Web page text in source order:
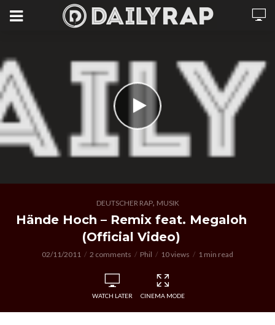
DEUTSCHER RAP, MUSIK
Hände Hoch – Remix feat. Megaloh
(Official Video)
02/11/2011 2 comments Phil 10 views 1 min read
WATCH LATER CINEMA MODE